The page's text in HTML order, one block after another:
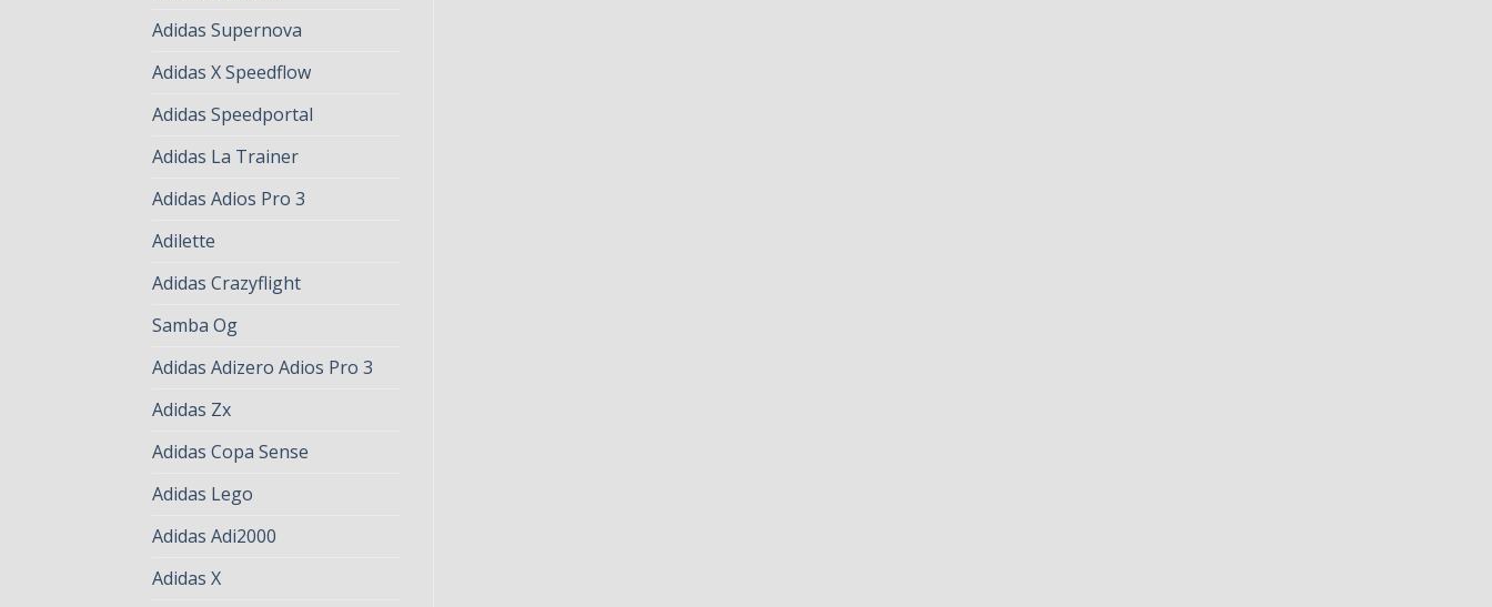
Adidas Supernova
Adidas X Speedflow
Adidas Speedportal
Adidas La Trainer
Adidas Adios Pro 3
Adilette
Adidas Crazyflight
Samba Og
Adidas Adizero Adios Pro 3
Adidas Zx
Adidas Copa Sense
Adidas Lego
Adidas Adi2000
Adidas X